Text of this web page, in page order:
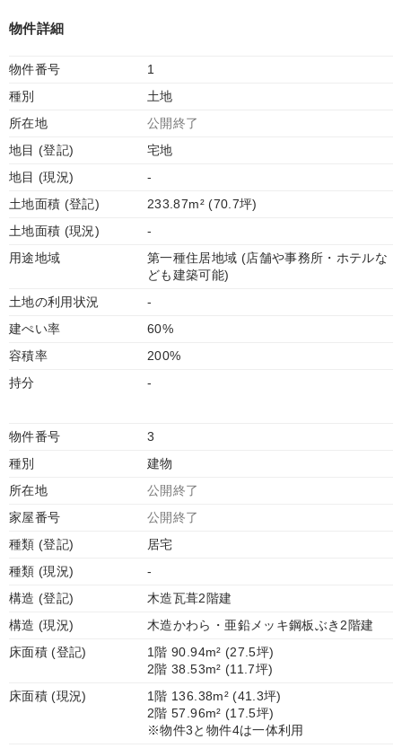
物件詳細
物件番号
1
種別
土地
所在地
公開終了
地目 (登記)
宅地
地目 (現況)
-
土地面積 (登記)
233.87m² (70.7坪)
土地面積 (現況)
-
用途地域
第一種住居地域 (店舗や事務所・ホテルな
ども建築可能)
土地の利用状況
-
建ぺい率
60%
容積率
200%
持分
-
物件番号
3
種別
建物
所在地
公開終了
家屋番号
公開終了
種類 (登記)
居宅
種類 (現況)
-
構造 (登記)
木造瓦葺2階建
構造 (現況)
木造かわら・亜鉛メッキ鋼板ぶき2階建
床面積 (登記)
1階 90.94m² (27.5坪)
2階 38.53m² (11.7坪)
床面積 (現況)
1階 136.38m² (41.3坪)
2階 57.96m² (17.5坪)
※物件3と物件4は一体利用